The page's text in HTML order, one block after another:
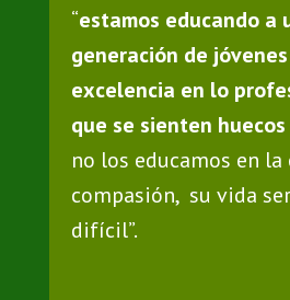
“estamos educando a
generación de
excelencia en lo
que se sienten
no los educamos en
compasión, su vida
difícil”.